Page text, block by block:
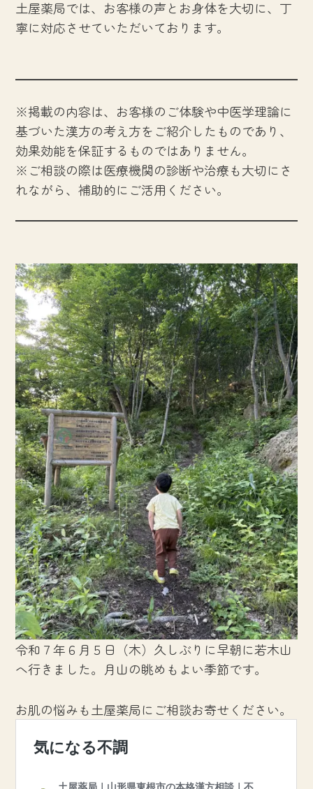
土屋薬局では、お客様の声とお身体を大切に、丁
寧に対応させていただいております。
※掲載の内容は、お客様のご体験や中医学理論に
基づいた漢方の考え方をご紹介したものであり、
効果効能を保証するものではありません。
※ご相談の際は医療機関の診断や治療も大切にさ
れながら、補助的にご活用ください。
令和７年６月５日（木）久しぶりに早朝に若木山
へ行きました。月山の眺めもよい季節です。
お肌の悩みも土屋薬局にご相談お寄せください。